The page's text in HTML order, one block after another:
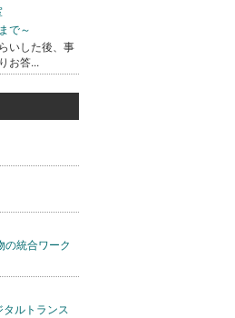
で～
いした後、事
お答...
の統合ワーク
ルトランス